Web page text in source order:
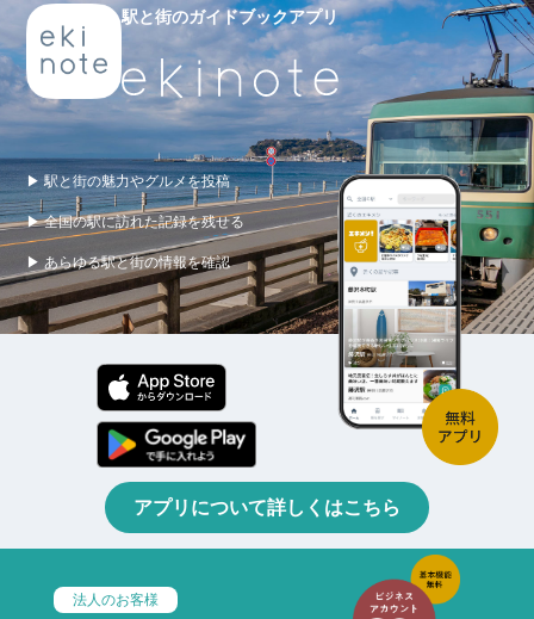
駅と街のガイドブックアプリ
▶ 駅と街の魅力やグルメを投稿
▶ 全国の駅に訪れた記録を残せる
▶ あらゆる駅と街の情報を確認
アプリについて詳しくはこちら
法人のお客様